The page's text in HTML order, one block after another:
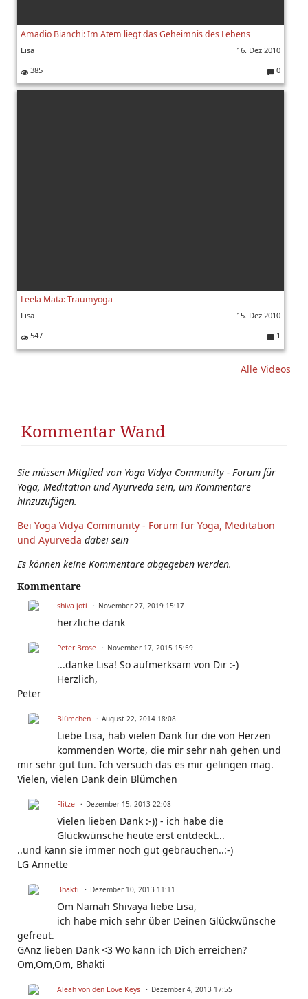
Amadio Bianchi: Im Atem liegt das Geheimnis des Lebens
Lisa
16. Dez 2010
385
K
0
Leela Mata: Traumyoga
Lisa
15. Dez 2010
547
K
m
1
Alle Videos
Kommentar Wand
Sie müssen Mitglied von Yoga Vidya Community - Forum für
Yoga, Meditation und Ayurveda sein, um Kommentare
hinzuzufügen.
Bei Yoga Vidya Community - Forum für Yoga, Meditation
und Ayurveda dabei sein
Es können keine Kommentare abgegeben werden.
Kommentare
shiva joti November 27, 2019 15:17
herzliche dank
Peter Brose November 17, 2015 15:59
...danke Lisa! So aufmerksam von Dir :-)
Herzlich,
Peter
Blümchen August 22, 2014 18:08
Liebe Lisa, hab vielen Dank für die von Herzen
kommenden Worte, die mir sehr nah gehen und
mir sehr gut tun. Ich versuch das es mir gelingen mag.
Vielen, vielen Dank dein Blümchen
Flitze Dezember 15, 2013 22:08
Vielen lieben Dank :-)) - ich habe die
Glückwünsche heute erst entdeckt...
..und kann sie immer noch gut gebrauchen..:-)
LG Annette
Bhakti Dezember 10, 2013 11:11
Om Namah Shivaya liebe Lisa,
ich habe mich sehr über Deinen Glückwünsche
gefreut.
GAnz lieben Dank <3 Wo kann ich Dich erreichen?
Om,Om,Om, Bhakti
Aleah von den Love Keys Dezember 4, 2013 17:55